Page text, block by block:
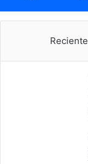
Reciente